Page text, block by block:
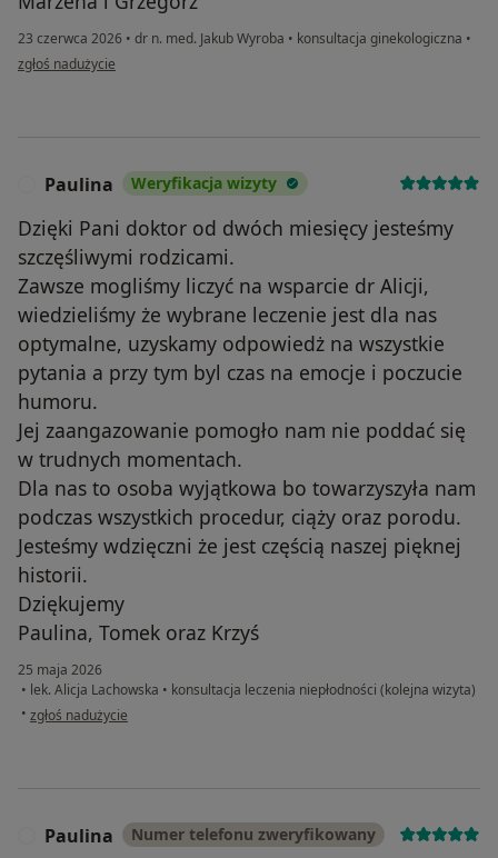
23 czerwca 2026 • dr n. med. Jakub Wyroba • konsultacja ginekologiczna •
w opinii użytkownika Marzena Kowalczyk
zgłoś nadużycie
Paulina Weryfikacja wizyty
Dzięki Pani doktor od dwóch miesięcy jesteśmy
szczęśliwymi rodzicami.
Zawsze mogliśmy liczyć na wsparcie dr Alicji,
wiedzieliśmy że wybrane leczenie jest dla nas
optymalne, uzyskamy odpowiedż na wszystkie
pytania a przy tym byl czas na emocje i poczucie
humoru.
Jej zaangazowanie pomogło nam nie poddać się
w trudnych momentach.
Dla nas to osoba wyjątkowa bo towarzyszyła nam
podczas wszystkich procedur, ciąży oraz porodu.
Jesteśmy wdzięczni że jest częścią naszej pięknej
historii.
Dziękujemy
Paulina, Tomek oraz Krzyś
25 maja 2026
• lek. Alicja Lachowska • konsultacja leczenia niepłodności (kolejna wizyta)
• w opinii użytkownika Paulina
zgłoś nadużycie
Paulina Numer telefonu zweryfikowany